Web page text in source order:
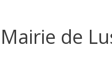
Mairie de